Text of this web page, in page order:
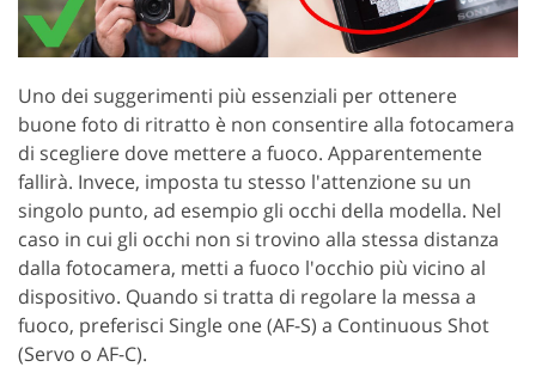
Uno dei suggerimenti più essenziali per ottenere
buone foto di ritratto è non consentire alla fotocamera
di scegliere dove mettere a fuoco. Apparentemente
fallirà. Invece, imposta tu stesso l'attenzione su un
singolo punto, ad esempio gli occhi della modella. Nel
caso in cui gli occhi non si trovino alla stessa distanza
dalla fotocamera, metti a fuoco l'occhio più vicino al
dispositivo. Quando si tratta di regolare la messa a
fuoco, preferisci Single one (AF-S) a Continuous Shot
(Servo o AF-C).